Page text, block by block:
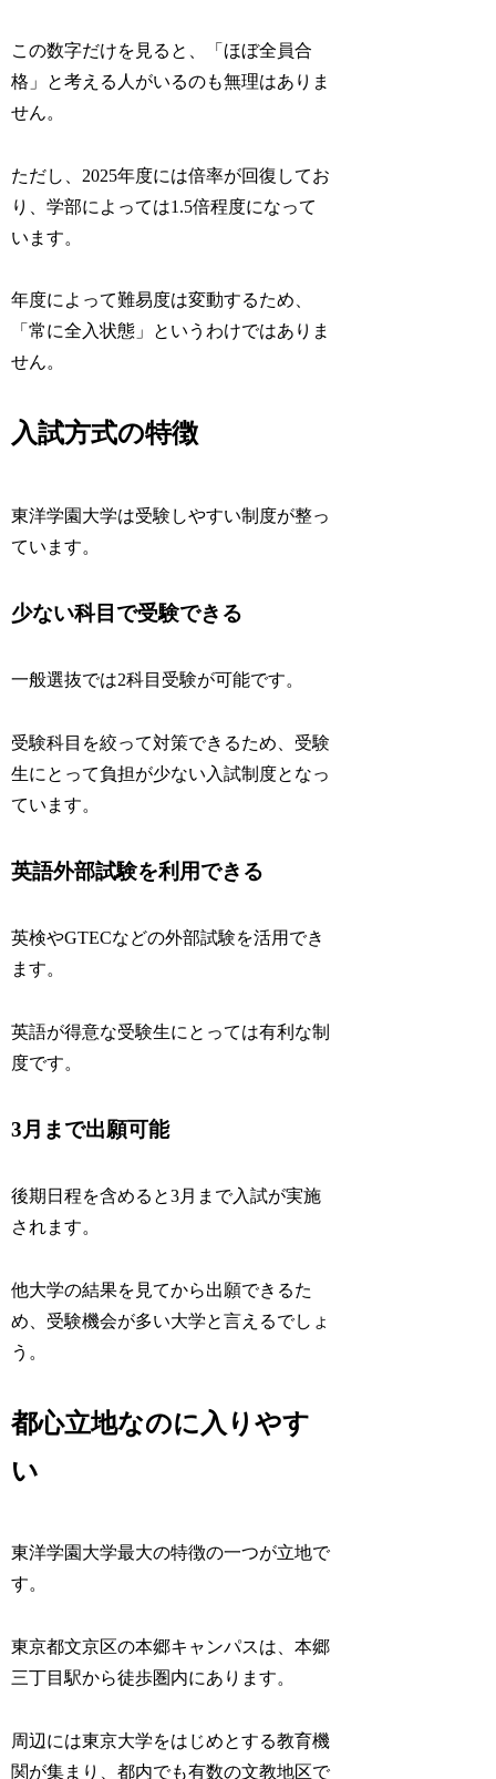
この数字だけを見ると、「ほぼ全員合
格」と考える人がいるのも無理はありま
せん。
ただし、2025年度には倍率が回復してお
り、学部によっては1.5倍程度になって
います。
年度によって難易度は変動するため、
「常に全入状態」というわけではありま
せん。
入試方式の特徴
東洋学園大学は受験しやすい制度が整っ
ています。
少ない科目で受験できる
一般選抜では2科目受験が可能です。
受験科目を絞って対策できるため、受験
生にとって負担が少ない入試制度となっ
ています。
英語外部試験を利用できる
英検やGTECなどの外部試験を活用でき
ます。
英語が得意な受験生にとっては有利な制
度です。
3月まで出願可能
後期日程を含めると3月まで入試が実施
されます。
他大学の結果を見てから出願できるた
め、受験機会が多い大学と言えるでしょ
う。
都心立地なのに入りやす
い
東洋学園大学最大の特徴の一つが立地で
す。
東京都文京区の本郷キャンパスは、本郷
三丁目駅から徒歩圏内にあります。
周辺には東京大学をはじめとする教育機
関が集まり、都内でも有数の文教地区で